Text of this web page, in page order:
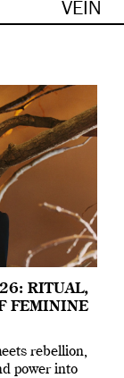
VEIN
RITUAL,
FEMININE
rebellion,
power into